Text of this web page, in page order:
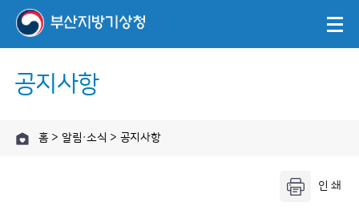
공지사항
홈 > 알림·소식 > 공지사항